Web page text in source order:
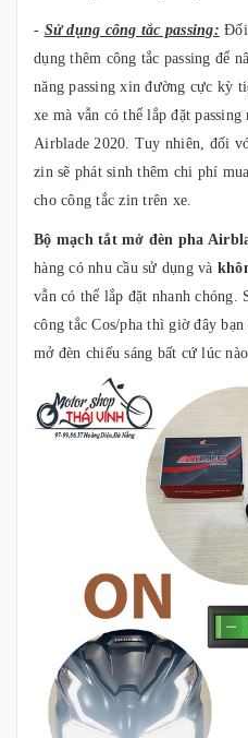
- Sử dụng công tắc passing: Đối
dụng thêm công tắc passing để
năng passing xin đường cực kỳ
xe mà vẫn có thể lắp đặt
Airblade 2020. Tuy nhiên, đối
zin sẽ phát sinh thêm chi phí
cho công tắc zin trên xe.
Bộ mạch tắt mở đèn pha
hàng có nhu cầu sử dụng và
vẫn có thể lắp đặt nhanh
công tắc Cos/pha thì giờ đây
mở đèn chiếu sáng bất cứ lúc